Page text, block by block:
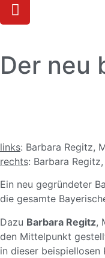
Der neu
links: Barbara Regitz,
rechts: Barbara
Ein neu gegründeter
die gesamte
Dazu Barbara Regitz,
den Mittelpunkt
in dieser